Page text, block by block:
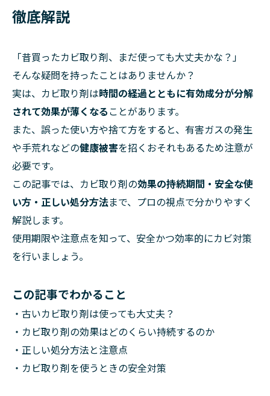
徹底解説
「昔買ったカビ取り剤、まだ使っても大丈夫かな？」
そんな疑問を持ったことはありませんか？
実は、カビ取り剤は時間の経過とともに有効成分が分解
されて効果が薄くなることがあります。
また、誤った使い方や捨て方をすると、有害ガスの発生
や手荒れなどの健康被害を招くおそれもあるため注意が
必要です。
この記事では、カビ取り剤の効果の持続期間・安全な使
い方・正しい処分方法まで、プロの視点で分かりやすく
解説します。
使用期限や注意点を知って、安全かつ効率的にカビ対策
を行いましょう。
この記事でわかること
・古いカビ取り剤は使っても大丈夫？
・カビ取り剤の効果はどのくらい持続するのか
・正しい処分方法と注意点
・カビ取り剤を使うときの安全対策